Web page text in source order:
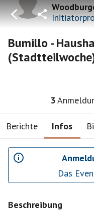
Bumillo -
3
Berichte Infos
Das
Beschreibung